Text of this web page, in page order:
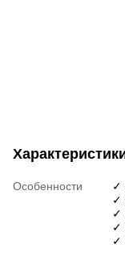
Особенности
✓
✓
✓
✓
✓